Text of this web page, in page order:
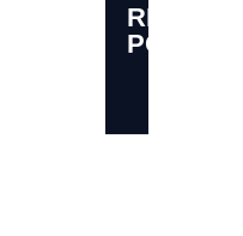
RELATED
POSTS